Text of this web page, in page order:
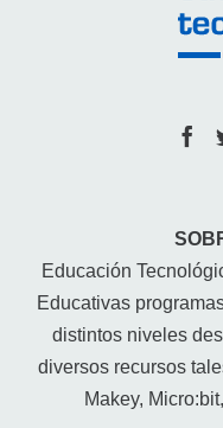
Educación
Educativas
distintos niveles
diversos recursos
Makey,